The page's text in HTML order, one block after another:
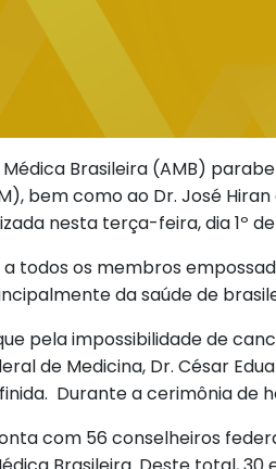
Brasileira (AMB)
bem como ao Dr. José
nesta terça-feira, dia 1º
a todos os membros
da saúde de
pela impossibilidade de
de Medicina, Dr. César
Durante a cerimônia de
com 56 conselheiros